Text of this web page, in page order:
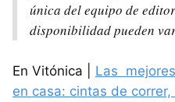
única del equipo de
disponibilidad pueden
En Vitónica | Las
en casa: cintas de